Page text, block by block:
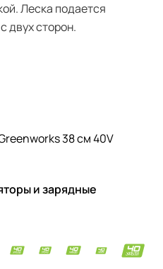
Леска подается
двух сторон.
38 см 40V
и зарядные